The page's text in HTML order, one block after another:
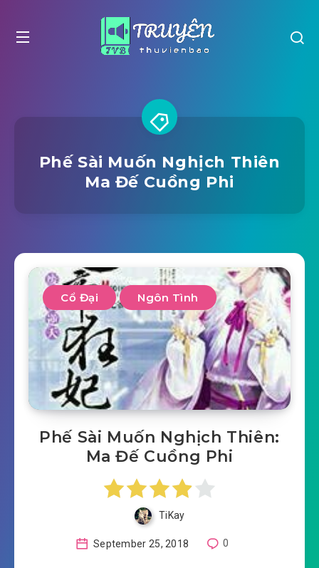
Phế Sài Muốn Nghịch Thiên
Ma Đế Cuồng Phi
Cổ Đại Ngôn Tình
Phế Sài Muốn Nghịch Thiên:
Ma Đế Cuồng Phi
TiKay
September 25, 2018 0